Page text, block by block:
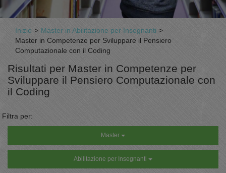
Inizio > Master in Abilitazione per Insegnanti >
Master in Competenze per Sviluppare il Pensiero
Computazionale con il Coding
Risultati per Master in Competenze per
Sviluppare il Pensiero Computazionale con
il Coding
Filtra per:
Master
Abilitazione per Insegnanti